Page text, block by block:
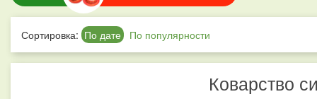
Сортировка: По дате По популярности
Коварство